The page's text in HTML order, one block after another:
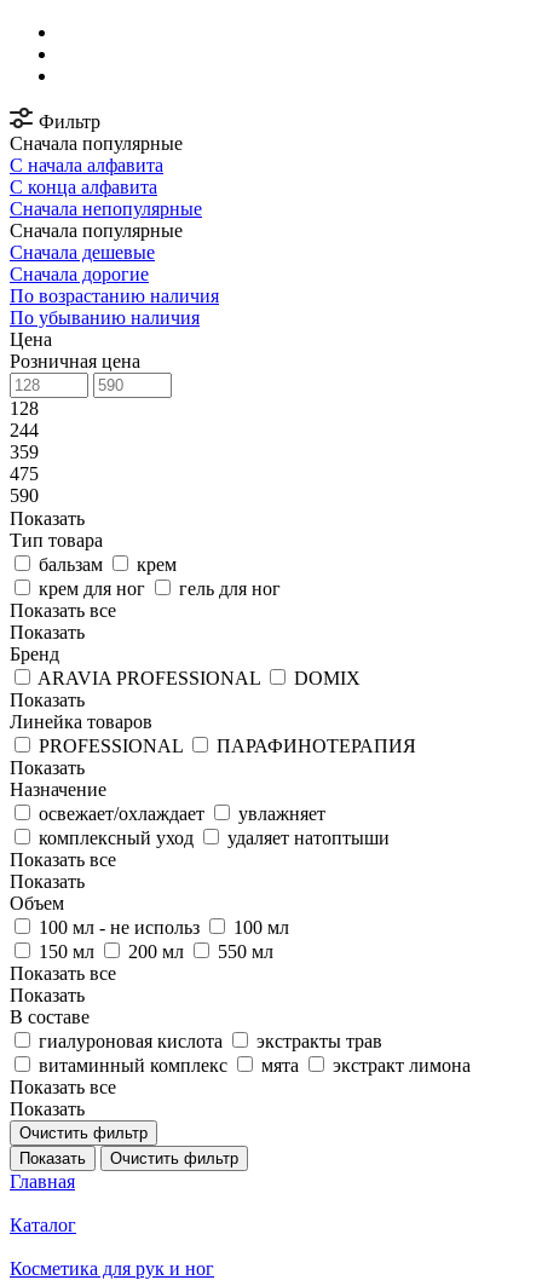
Фильтр
Сначала популярные
С начала алфавита
С конца алфавита
Сначала непопулярные
Сначала популярные
Сначала дешевые
Сначала дорогие
По возрастанию наличия
По убыванию наличия
Цена
Розничная цена
128
244
359
475
590
Показать
Тип товара
бальзам
крем
крем для ног
гель для ног
Показать все
Показать
Бренд
ARAVIA PROFESSIONAL
DOMIX
Показать
Линейка товаров
PROFESSIONAL
ПАРАФИНОТЕРАПИЯ
Показать
Назначение
освежает/охлаждает
увлажняет
комплексный уход
удаляет натоптыши
Показать все
Показать
Объем
100 мл - не использ
100 мл
150 мл
200 мл
550 мл
Показать все
Показать
В составе
гиалуроновая кислота
экстракты трав
витаминный комплекс
мята
экстракт лимона
Показать все
Показать
Очистить фильтр
Показать
Очистить фильтр
Главная
Каталог
Косметика для рук и ног